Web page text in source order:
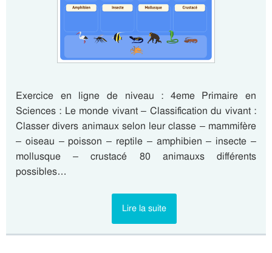
Exercice en ligne de niveau : 4eme Primaire en
Sciences : Le monde vivant – Classification du vivant :
Classer divers animaux selon leur classe – mammifère
– oiseau – poisson – reptile – amphibien – insecte –
mollusque – crustacé 80 animauxs différents
possibles…
Lire la suite